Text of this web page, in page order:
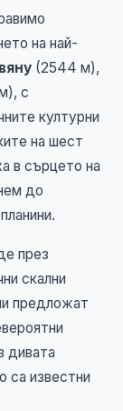
на най-
(2544 м),
с
културни
на шест
в сърцето на
до
през
скални
предложат
дивата
са известни